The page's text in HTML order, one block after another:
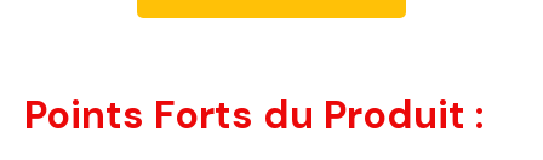
Points Forts du Produit :